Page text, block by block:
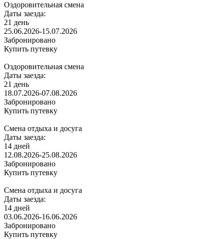
Оздоровительная смена
Даты заезда:
21 день
25.06.2026-15.07.2026
Забронировано
Купить путевку
Оздоровительная смена
Даты заезда:
21 день
18.07.2026-07.08.2026
Забронировано
Купить путевку
Смена отдыха и досуга
Даты заезда:
14 дней
12.08.2026-25.08.2026
Забронировано
Купить путевку
Смена отдыха и досуга
Даты заезда:
14 дней
03.06.2026-16.06.2026
Забронировано
Купить путевку